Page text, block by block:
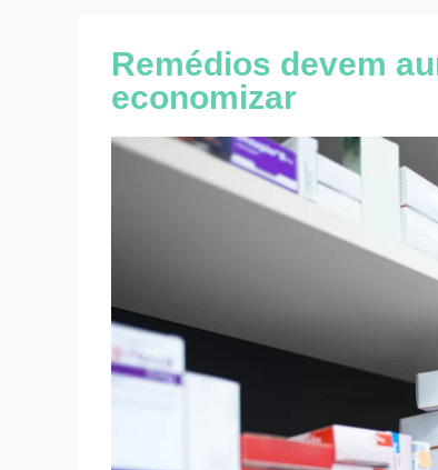
Remédios devem
economizar